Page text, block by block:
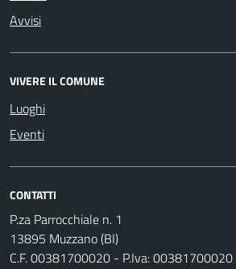
Avvisi
VIVERE IL COMUNE
Luoghi
Eventi
CONTATTI
P.za Parrocchiale n. 1
13895 Muzzano (BI)
C.F. 00381700020 - P.Iva: 00381700020